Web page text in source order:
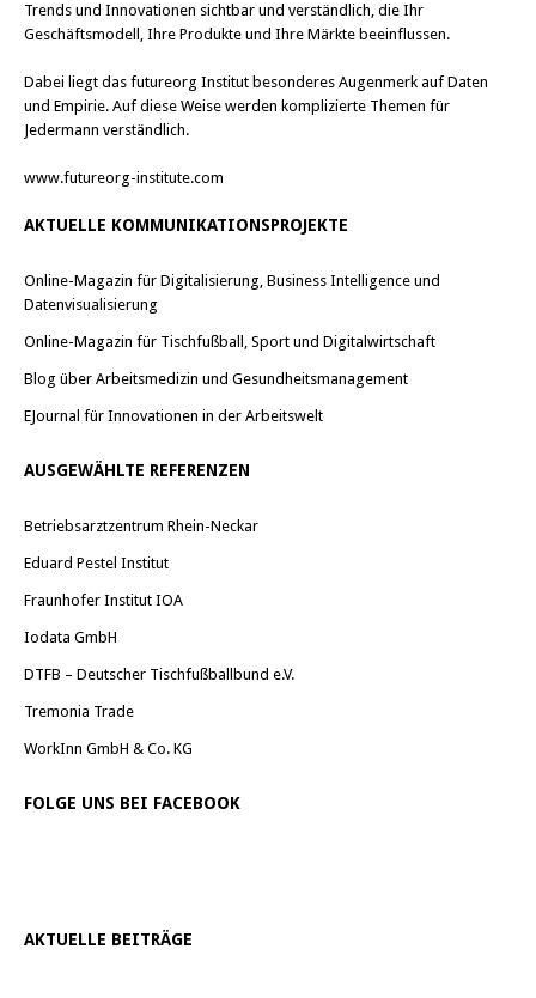
Trends und Innovationen sichtbar und verständlich, die Ihr
Geschäftsmodell, Ihre Produkte und Ihre Märkte beeinflussen.
Dabei liegt das futureorg Institut besonderes Augenmerk auf Daten
und Empirie. Auf diese Weise werden komplizierte Themen für
Jedermann verständlich.
www.futureorg-institute.com
AKTUELLE KOMMUNIKATIONSPROJEKTE
Online-Magazin für Digitalisierung, Business Intelligence und
Datenvisualisierung
Online-Magazin für Tischfußball, Sport und Digitalwirtschaft
Blog über Arbeitsmedizin und Gesundheitsmanagement
EJournal für Innovationen in der Arbeitswelt
AUSGEWÄHLTE REFERENZEN
Betriebsarztzentrum Rhein-Neckar
Eduard Pestel Institut
Fraunhofer Institut IOA
Iodata GmbH
DTFB – Deutscher Tischfußballbund e.V.
Tremonia Trade
WorkInn GmbH & Co. KG
FOLGE UNS BEI FACEBOOK
AKTUELLE BEITRÄGE